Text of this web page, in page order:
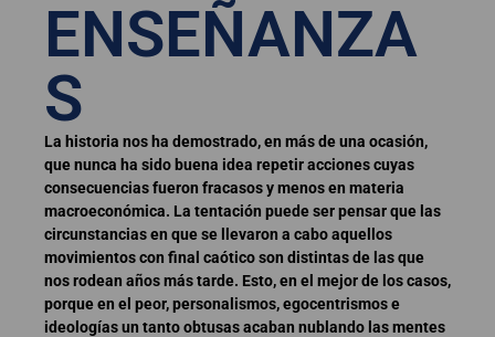
ENSEÑANZA
S
La historia nos ha demostrado, en más de una ocasión,
que nunca ha sido buena idea repetir acciones cuyas
consecuencias fueron fracasos y menos en materia
macroeconómica. La tentación puede ser pensar que las
circunstancias en que se llevaron a cabo aquellos
movimientos con final caótico son distintas de las que
nos rodean años más tarde. Esto, en el mejor de los casos,
porque en el peor, personalismos, egocentrismos e
ideologías un tanto obtusas acaban nublando las mentes